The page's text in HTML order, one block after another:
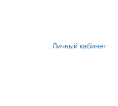
Личный кабинет